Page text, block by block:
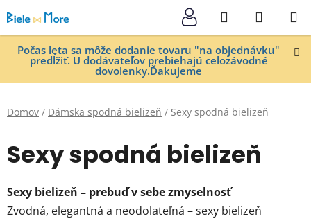
na
obsah
Počas leta sa môže dodanie tovaru "na objednávku"
predĺžiť. U dodávateľov prebiehajú celozávodné
dovolenky.Ďakujeme
Hľadať
KOŠÍK
Domov / Dámska spodná bielizeň / Sexy spodná bielizeň
Sexy spodná bielizeň
Sexy bielizeň – prebuď v sebe zmyselnosť
Zvodná, elegantná a neodolateľná – sexy bielizeň